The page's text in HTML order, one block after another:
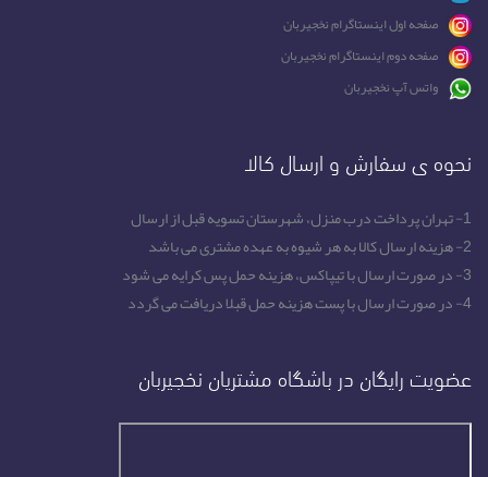
صفحه اول اینستاگرام نخجیربان
صفحه دوم اینستاگرام نخجیربان
واتس آپ نخجیربان
نحوه ی سفارش و ارسال کالا
1- تهران پرداخت درب منزل، شهرستان تسویه قبل از ارسال
2- هزینه ارسال کالا به هر شیوه به عهده مشتری می باشد
3- در صورت ارسال با تیپاکس، هزینه حمل پس کرایه می شود
4- در صورت ارسال با پست هزینه حمل قبلا دریافت می گردد
عضویت رایگان در باشگاه مشتریان نخجیربان